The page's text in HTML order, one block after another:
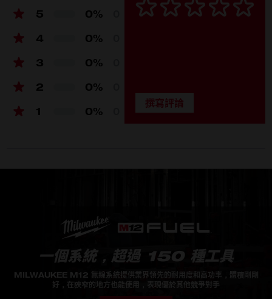
300 / 450 / 680
2.5 (M12B6)
5 0%
4 0%
3 0%
2 0%
1 0%
一個系統，超過 150 種工具
MILWAUKEE M12 無線系統提供業界領先的耐用度和高功率，體積剛剛
好，在狹窄的地方也能使用，表現優於其他競爭對手